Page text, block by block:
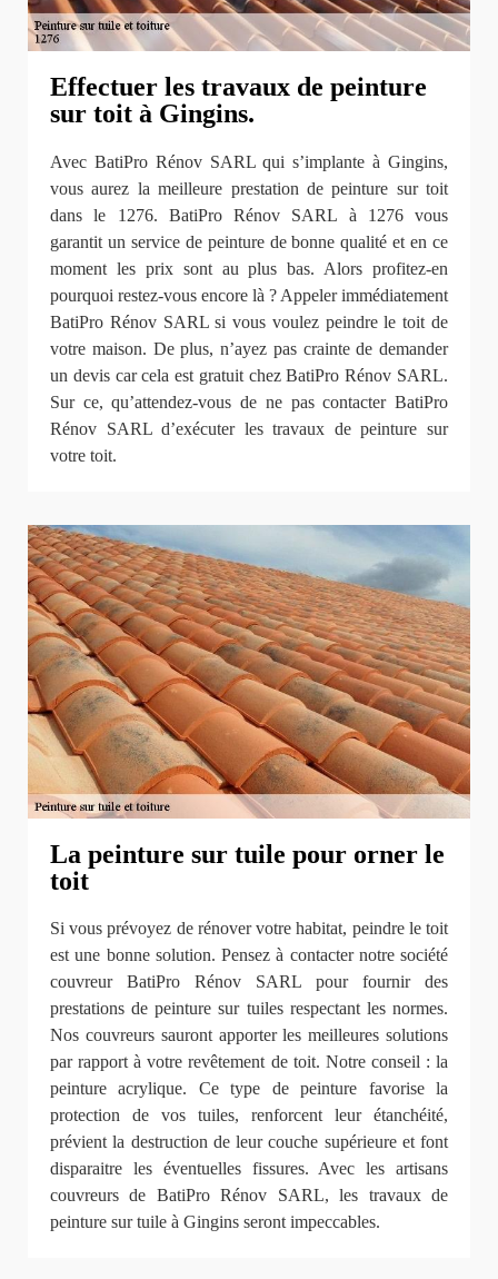
Effectuer les travaux de peinture
sur toit à Gingins.
Avec BatiPro Rénov SARL qui s’implante à Gingins,
vous aurez la meilleure prestation de peinture sur toit
dans le 1276. BatiPro Rénov SARL à 1276 vous
garantit un service de peinture de bonne qualité et en ce
moment les prix sont au plus bas. Alors profitez-en
pourquoi restez-vous encore là ? Appeler immédiatement
BatiPro Rénov SARL si vous voulez peindre le toit de
votre maison. De plus, n’ayez pas crainte de demander
un devis car cela est gratuit chez BatiPro Rénov SARL.
Sur ce, qu’attendez-vous de ne pas contacter BatiPro
Rénov SARL d’exécuter les travaux de peinture sur
votre toit.
La peinture sur tuile pour orner le
toit
Si vous prévoyez de rénover votre habitat, peindre le toit
est une bonne solution. Pensez à contacter notre société
couvreur BatiPro Rénov SARL pour fournir des
prestations de peinture sur tuiles respectant les normes.
Nos couvreurs sauront apporter les meilleures solutions
par rapport à votre revêtement de toit. Notre conseil : la
peinture acrylique. Ce type de peinture favorise la
protection de vos tuiles, renforcent leur étanchéité,
prévient la destruction de leur couche supérieure et font
disparaitre les éventuelles fissures. Avec les artisans
couvreurs de BatiPro Rénov SARL, les travaux de
peinture sur tuile à Gingins seront impeccables.